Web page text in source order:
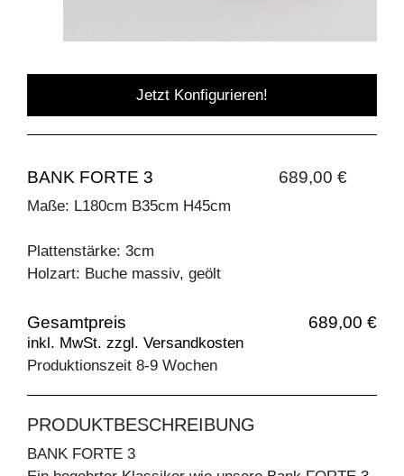
Jetzt Konfigurieren!
BANK FORTE 3 689,00 €
Maße: L180cm B35cm H45cm
Plattenstärke: 3cm
Holzart: Buche massiv, geölt
Gesamtpreis 689,00 €
inkl. MwSt. zzgl. Versandkosten
Produktionszeit 8-9 Wochen
PRODUKTBESCHREIBUNG
BANK FORTE 3